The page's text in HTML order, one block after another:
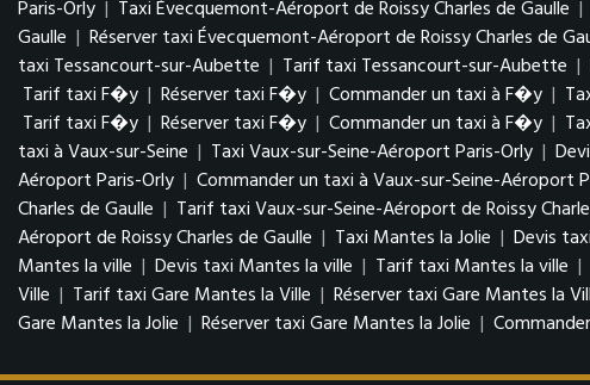
Paris-Orly | Taxi Évecquemont-Aéroport de Roissy Charles de Gaulle |
Gaulle | Réserver taxi Évecquemont-Aéroport de Roissy Charles de
taxi Tessancourt-sur-Aubette | Tarif taxi Tessancourt-sur-Aubette |
Tarif taxi F�y | Réserver taxi F�y | Commander un taxi à F�y |
Tarif taxi F�y | Réserver taxi F�y | Commander un taxi à F�y |
taxi à Vaux-sur-Seine | Taxi Vaux-sur-Seine-Aéroport Paris-Orly |
Aéroport Paris-Orly | Commander un taxi à Vaux-sur-Seine-Aéroport
Charles de Gaulle | Tarif taxi Vaux-sur-Seine-Aéroport de Roissy
Aéroport de Roissy Charles de Gaulle | Taxi Mantes la Jolie | Devis
Mantes la ville | Devis taxi Mantes la ville | Tarif taxi Mantes la ville |
Ville | Tarif taxi Gare Mantes la Ville | Réserver taxi Gare Mantes la
Gare Mantes la Jolie | Réserver taxi Gare Mantes la Jolie |